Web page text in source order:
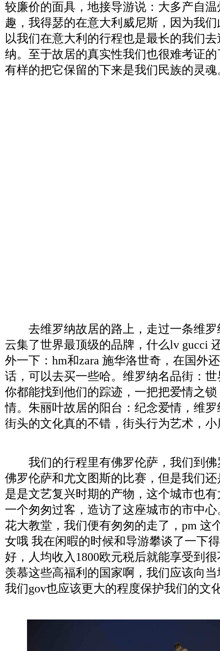
较廉价的面具，地接导游说：大多产自
趣，我得瑟的在意大利威尼斯，因为我
以我们在意大利的行程也是最长的我们
纳。至于故居的真实性我们也很难考证
有样的把它保留的下来是我们民族的灵魂
去维罗纳故居的路上，走过一条维罗
云集了世界最顶级的品牌，什么lv gucci
外一下：hm和zara 施华洛世奇，在国外
话，可以去买一些哈。维罗纳名品街：
你都能找到他们的踪迹，一把把爱情之
情。朱丽叶故居的阳台：纪念爱情，维
街头的文化真的不错，街头行为艺术，
我们的行程里有佛罗伦萨，我们到佛
佛罗伦萨和尤文图斯的比赛，但是我们
是是文艺复兴时期的产物，这个城市也
一个匆匆过客，造访了这座城市的市中
花大教堂，我们便有匆匆的走了，pm 这
女哦 我在闲暇的时候和导游攀谈了一下
好，人均收入1800欧元税后就能享受到
羡慕这些高福利的国家啊，我们应该向
我们gov也应该更大的程度保护我们的文